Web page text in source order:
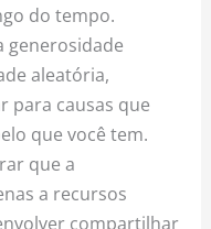
do tempo.
generosidade
aleatória,
para causas que
que você tem.
que a
a recursos
compartilhar